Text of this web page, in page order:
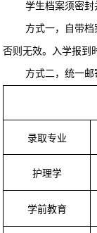
学生档案须密
方式一，自带
否则无效。入学报到
方式二，统一邮
录取专业
护理学
学前教育